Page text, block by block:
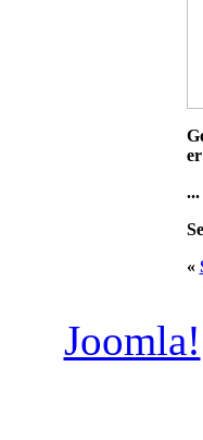
...
«
Joomla!